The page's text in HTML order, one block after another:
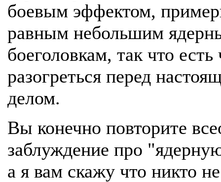
боевым эффектом,
равным небольшим
боеголовкам, так что есть
разогреться перед
делом.
Вы конечно повторите
заблуждение про
а я вам скажу что никто